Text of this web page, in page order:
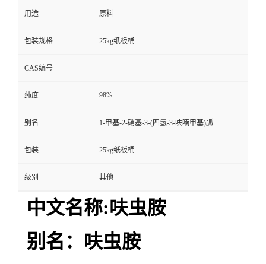
用途 原料
包装规格 25kg纸板桶
CAS编号
纯度 98%
别名 1-甲基-2-硝基-3-(四氢-3-呋喃甲基)胍
包装 25kg纸板桶
级别 其他
中文名称:呋虫胺
别名：呋虫胺